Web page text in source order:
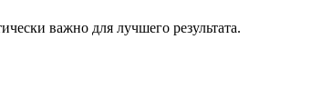
важно для лучшего результата.